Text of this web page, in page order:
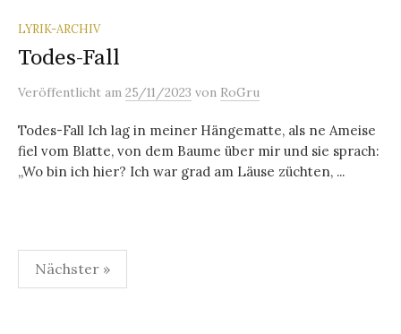
LYRIK-ARCHIV
Todes-Fall
Veröffentlicht am 25/11/2023 von RoGru
Todes-Fall Ich lag in meiner Hängematte, als ne Ameise
fiel vom Blatte, von dem Baume über mir und sie sprach:
„Wo bin ich hier? Ich war grad am Läuse züchten, ...
Seitennummerierung
der
Nächster »